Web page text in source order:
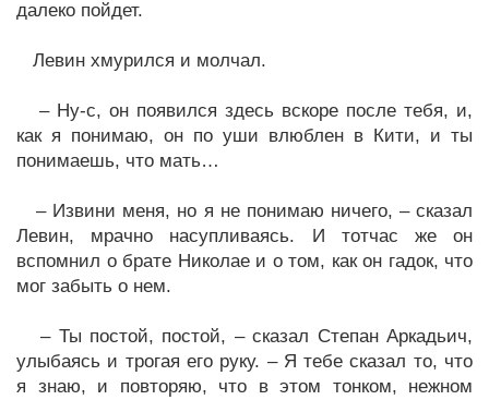
далеко пойдет.
Левин хмурился и молчал.
– Ну-с, он появился здесь вскоре после тебя, и,
как я понимаю, он по уши влюблен в Кити, и ты
понимаешь, что мать…
– Извини меня, но я не понимаю ничего, – сказал
Левин, мрачно насупливаясь. И тотчас же он
вспомнил о брате Николае и о том, как он гадок, что
мог забыть о нем.
– Ты постой, постой, – сказал Степан Аркадьич,
улыбаясь и трогая его руку. – Я тебе сказал то, что
я знаю, и повторяю, что в этом тонком, нежном